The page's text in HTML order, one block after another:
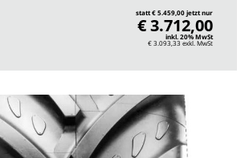
statt € 5.459,00 jetzt nur
€ 3.712,00
inkl. 20% MwSt
€ 3.093,33 exkl. MwSt